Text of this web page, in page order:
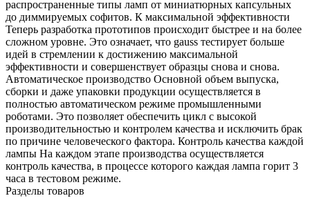
распространенные типы ламп от миниатюрных капсульных
до диммируемых софитов. К максимальной эффективности
Теперь разработка прототипов происходит быстрее и на более
сложном уровне. Это означает, что gauss тестирует больше
идей в стремлении к достижению максимальной
эффективности и совершенствует образцы снова и снова.
Автоматическое производство Основной объем выпуска,
сборки и даже упаковки продукции осуществляется в
полностью автоматическом режиме промышленными
роботами. Это позволяет обеспечить цикл с высокой
производительностью и контролем качества и исключить брак
по причине человеческого фактора. Контроль качества каждой
лампы На каждом этапе производства осуществляется
контроль качества, в процессе которого каждая лампа горит 3
часа в тестовом режиме.
Разделы товаров